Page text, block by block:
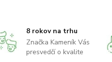
8 rokov na trhu
Značka Kameník Vás
presvedčí o kvalite